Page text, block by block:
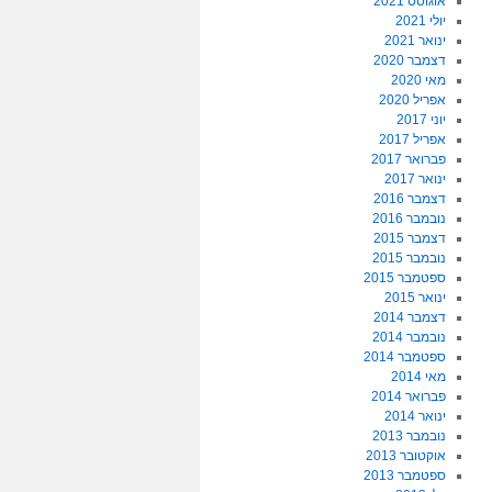
יולי 2021
ינואר 2021
דצמבר 2020
מאי 2020
אפריל 2020
יוני 2017
אפריל 2017
פברואר 2017
ינואר 2017
דצמבר 2016
נובמבר 2016
דצמבר 2015
נובמבר 2015
ספטמבר 2015
ינואר 2015
דצמבר 2014
נובמבר 2014
ספטמבר 2014
מאי 2014
פברואר 2014
ינואר 2014
נובמבר 2013
אוקטובר 2013
ספטמבר 2013